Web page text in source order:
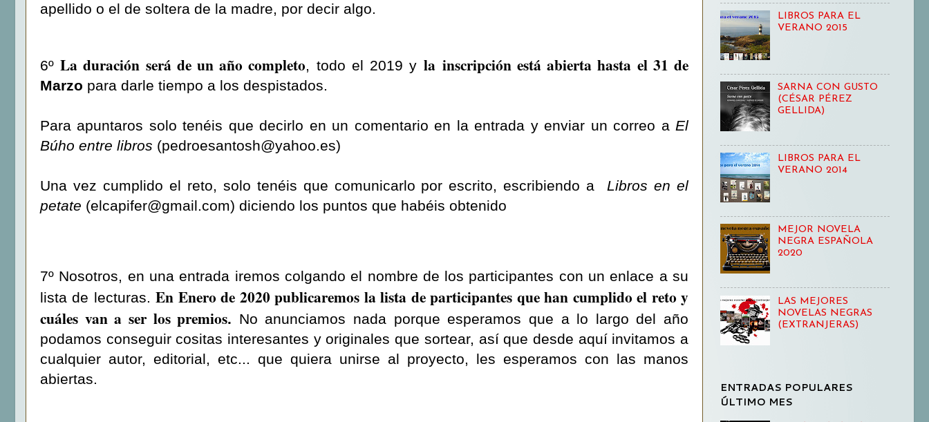
apellido o el de soltera de la madre, por decir algo.
6ºLa duración será de un año completo, todo el 2019 y la inscripción está abierta hasta el 31 de
Marzo para darle tiempo a los despistados.
Para apuntaros solo tenéis que decirlo en un comentario en la entrada y enviar un correo a El
Búho entre libros (pedroesantosh@yahoo.es)
Una vez cumplido el reto, solo tenéis que comunicarlo por escrito, escribiendo aLibros en el
petate (elcapifer@gmail.com) diciendo los puntos que habéis obtenido
7º Nosotros, en una entrada iremos colgando el nombre de los participantes con un enlace a su
lista de lecturas.En Enero de 2020 publicaremos la lista de participantes que han cumplido el reto y
cuáles van a ser los premios. No anunciamos nada porque esperamos que a lo largo del año
podamos conseguir cositas interesantes y originales que sortear, así que desde aquí invitamos a
cualquier autor, editorial, etc... que quiera unirse al proyecto, les esperamos con las manos
abiertas.
LIBROS PARA EL
VERANO 2015
SARNA CON GUSTO
(CÉSAR PÉREZ
GELLIDA)
LIBROS PARA EL
VERANO 2014
MEJOR NOVELA
NEGRA ESPAÑOLA
2020
LAS MEJORES
NOVELAS NEGRAS
(EXTRANJERAS)
ENTRADAS POPULARES
ÚLTIMO MES